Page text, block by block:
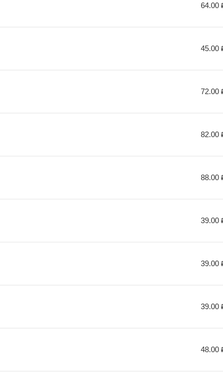
64.00
45.00
72.00
82.00
88.00
39.00
39.00
39.00
48.00